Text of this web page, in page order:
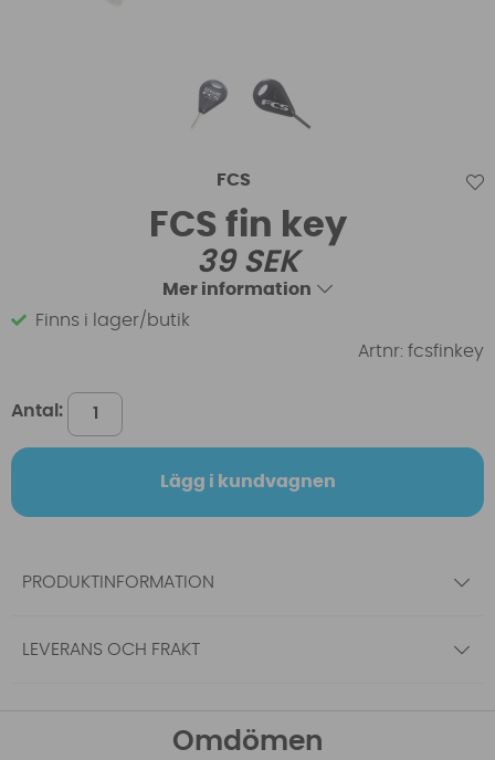
FCS
FCS fin key
39SEK
Mer information
Finns i lager/butik
Artnr: fcsfinkey
Antal:
Lägg i kundvagnen
PRODUKTINFORMATION
LEVERANS OCH FRAKT
Omdömen